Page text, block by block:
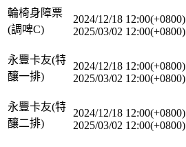
輪椅身障票
(調啤C)
2024/12/18 12:00(+0800)
2025/03/02 12:00(+0800)
永豐卡友(特
釀一排)
2024/12/18 12:00(+0800)
2025/03/02 12:00(+0800)
永豐卡友(特
釀二排)
2024/12/18 12:00(+0800)
2025/03/02 12:00(+0800)